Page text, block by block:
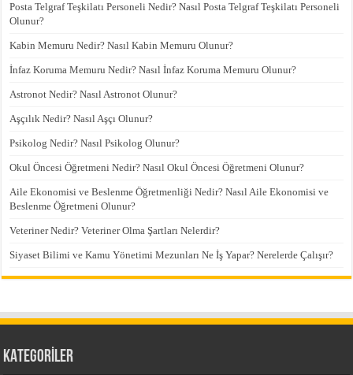
Posta Telgraf Teşkilatı Personeli Nedir? Nasıl Posta Telgraf Teşkilatı Personeli
Olunur?
Kabin Memuru Nedir? Nasıl Kabin Memuru Olunur?
İnfaz Koruma Memuru Nedir? Nasıl İnfaz Koruma Memuru Olunur?
Astronot Nedir? Nasıl Astronot Olunur?
Aşçılık Nedir? Nasıl Aşçı Olunur?
Psikolog Nedir? Nasıl Psikolog Olunur?
Okul Öncesi Öğretmeni Nedir? Nasıl Okul Öncesi Öğretmeni Olunur?
Aile Ekonomisi ve Beslenme Öğretmenliği Nedir? Nasıl Aile Ekonomisi ve
Beslenme Öğretmeni Olunur?
Veteriner Nedir? Veteriner Olma Şartları Nelerdir?
Siyaset Bilimi ve Kamu Yönetimi Mezunları Ne İş Yapar? Nerelerde Çalışır?
KATEGORİLER